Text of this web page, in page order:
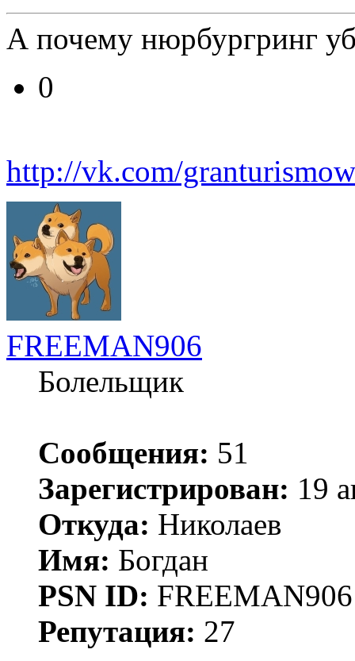
А почему нюрбургринг
0
http://vk.com/
FREEMAN906
Болельщик
Сообщения: 51
Зарегистрирован: 19
Откуда: Николаев
Имя: Богдан
PSN ID: FREEMAN906
Репутация: 27